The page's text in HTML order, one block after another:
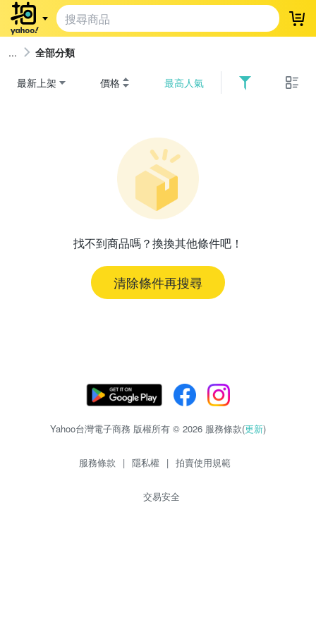
登
全部分類
最新上架 價格 最高人氣
找不到商品嗎？換換其他條件吧！
清除條件再搜尋
Yahoo台灣電子商務 版權所有 © 2026 服務條款(更新)
服務條款 | 隱私權 | 拍賣使用規範
交易安全